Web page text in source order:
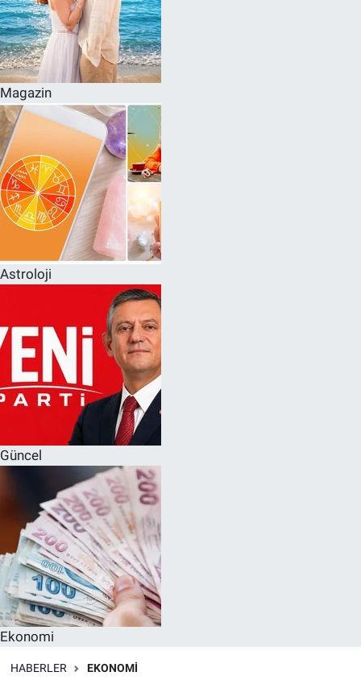
Magazin
Astroloji
Güncel
Ekonomi
HABERLER EKONOMI